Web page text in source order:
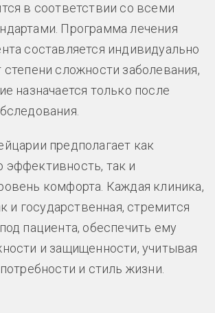
в соответствии со всеми
Программа лечения
составляется индивидуально
сложности заболевания,
назначается только после
предполагает как
так и
комфорта. Каждая клиника,
и государственная, стремится
пациента, обеспечить ему
и защищенности, учитывая
и стиль жизни.